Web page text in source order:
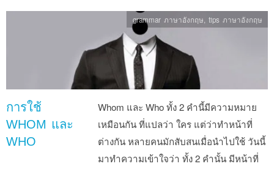
การใช้
WHOM และ
WHO
Whom และ Who ทั้ง 2 คำนี้มีความหมาย
เหมือนกัน ที่แปลว่า ใคร แต่ว่าทำหน้าที่
ต่างกัน หลายคนมักสับสนเมื่อนำไปใช้ วันนี้
มาทำความเข้าใจว่า ทั้ง 2 คำนั้น มีหน้าที่
grammar ภาษาอังกฤษ tips ภาษาอังกฤษ